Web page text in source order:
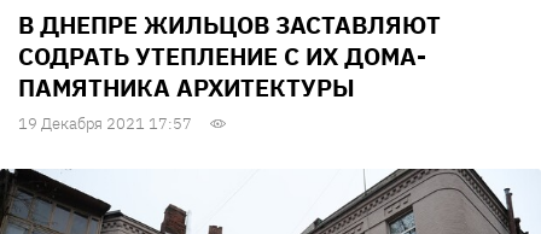
В ДНЕПРЕ ЖИЛЬЦОВ ЗАСТАВЛЯЮТ
СОДРАТЬ УТЕПЛЕНИЕ С ИХ ДОМА-
ПАМЯТНИКА АРХИТЕКТУРЫ
19 Декабря 2021 17:57